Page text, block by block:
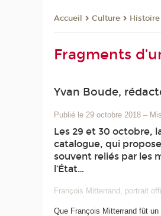
Accueil Culture Histoire
Fragments
Yvan Boude,
Publié le 29 octobre 2018 –
Les 29 et 30 octobre,
catalogue, qui
souvent reliés par les
l’État…
François Mitterrand, portrait
Que François Mitterrand fût